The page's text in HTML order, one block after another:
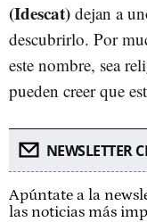
(Idescat) dejan a
descubrirlo. Por
este nombre, sea
pueden creer que
NEWSLETTER
Apúntate a la
las noticias más